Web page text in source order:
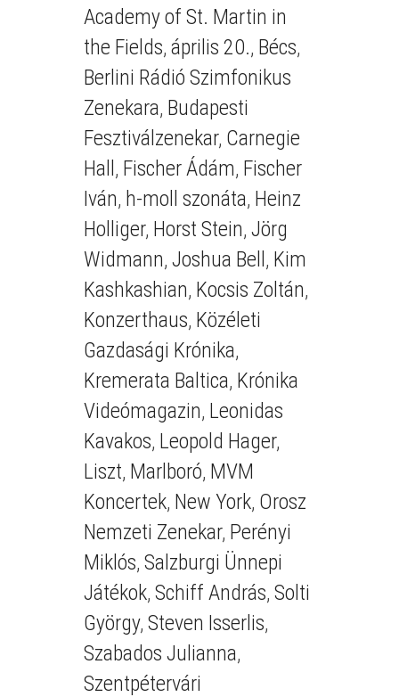
Academy of St. Martin in
the Fields, április 20., Bécs,
Berlini Rádió Szimfonikus
Zenekara, Budapesti
Fesztiválzenekar, Carnegie
Hall , Fischer Ádám, Fischer
Iván, h-moll szonáta, Heinz
Holliger, Horst Stein, Jörg
Widmann, Joshua Bell , Kim
Kashkashian, Kocsis Zoltán,
Konzerthaus, Közéleti
Gazdasági Krónika,
Kremerata Baltica, Krónika
Videómagazin, Leonidas
Kavakos, Leopold Hager,
Liszt, Marlboró, MVM
Koncertek, New York, Orosz
Nemzeti Zenekar, Perényi
Miklós, Salzburgi Ünnepi
Játékok, Schiff András, Solti
György, Steven Isserlis,
Szabados Julianna,
Szentpétervári